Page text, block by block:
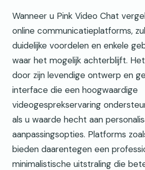
Wanneer u Pink Video Chat
online communicatieplatforms,
duidelijke voordelen en enkele
waar het mogelijk achterblijft.
door zijn levendige ontwerp en
interface die een hoogwaardige
videogesprekservaring
als u waarde hecht aan
aanpassingsopties. Platforms
bieden daarentegen een
minimalistische uitstraling die